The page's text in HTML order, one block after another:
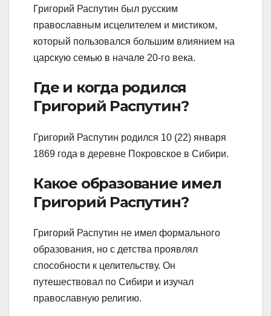
Григорий Распутин был русским
православным исцелителем и мистиком,
который пользовался большим влиянием на
царскую семью в начале 20-го века.
Где и когда родился
Григорий Распутин?
Григорий Распутин родился 10 (22) января
1869 года в деревне Покровское в Сибири.
Какое образование имел
Григорий Распутин?
Григорий Распутин не имел формального
образования, но с детства проявлял
способности к целительству. Он
путешествовал по Сибири и изучал
православную религию.